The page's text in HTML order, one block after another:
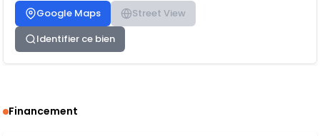
Google Maps
Street View
Identifier ce bien
Financement